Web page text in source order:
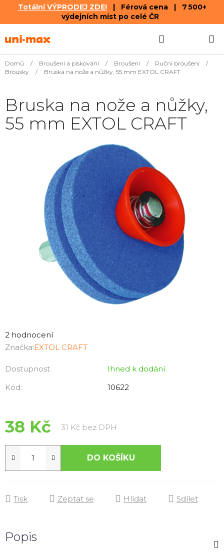
Totální VÝPRODEJ ZDE!| Férová cena | 7 500+
výdejních míst po celé ČR
na
KOŠÍK
Domů / Broušení a pískování / Broušení / Ruční broušení
/
Brousky
/ Bruska na nože a nůžky, 55 mm EXTOL CRAFT
hodnocení
produktu
4,0
z
2 hodnocení
Značka:EXTOL CRAFT
Dostupnost
Ihned k dodání
Kód:
10622
38 Kč 31 Kč bez DPH
DO KOŠÍKU
Tisk Zeptat se Hlídat Sdílet
Bruska na nože a nůžky,
55 mm EXTOL CRAFT
Popis